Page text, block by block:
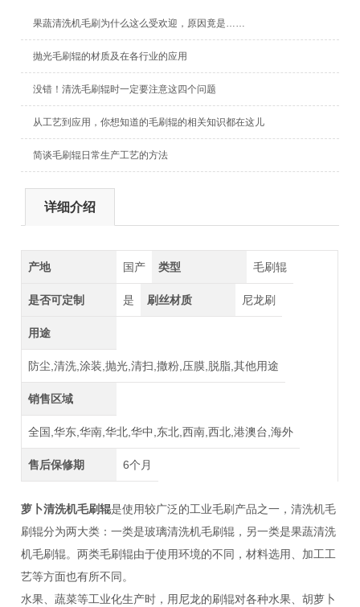
果蔬清洗机毛刷为什么这么受欢迎，原因竟是……
抛光毛刷辊的材质及在各行业的应用
没错！清洗毛刷辊时一定要注意这四个问题
从工艺到应用，你想知道的毛刷辊的相关知识都在这儿
简谈毛刷辊日常生产工艺的方法
详细介绍
产地 国产 类型 毛刷辊
是否可定制 是 刷丝材质 尼龙刷
用途
防尘,清洗,涂装,抛光,清扫,撒粉,压膜,脱脂,其他用途
销售区域
全国,华东,华南,华北,华中,东北,西南,西北,港澳台,海外
售后保修期 6个月
萝卜清洗机毛刷辊是使用较广泛的工业毛刷产品之一，清洗机毛
刷辊分为两大类：一类是玻璃清洗机毛刷辊，另一类是果蔬清洗
机毛刷辊。两类毛刷辊由于使用环境的不同，材料选用、加工工
艺等方面也有所不同。
水果、蔬菜等工业化生产时，用尼龙的刷辊对各种水果、胡萝卜